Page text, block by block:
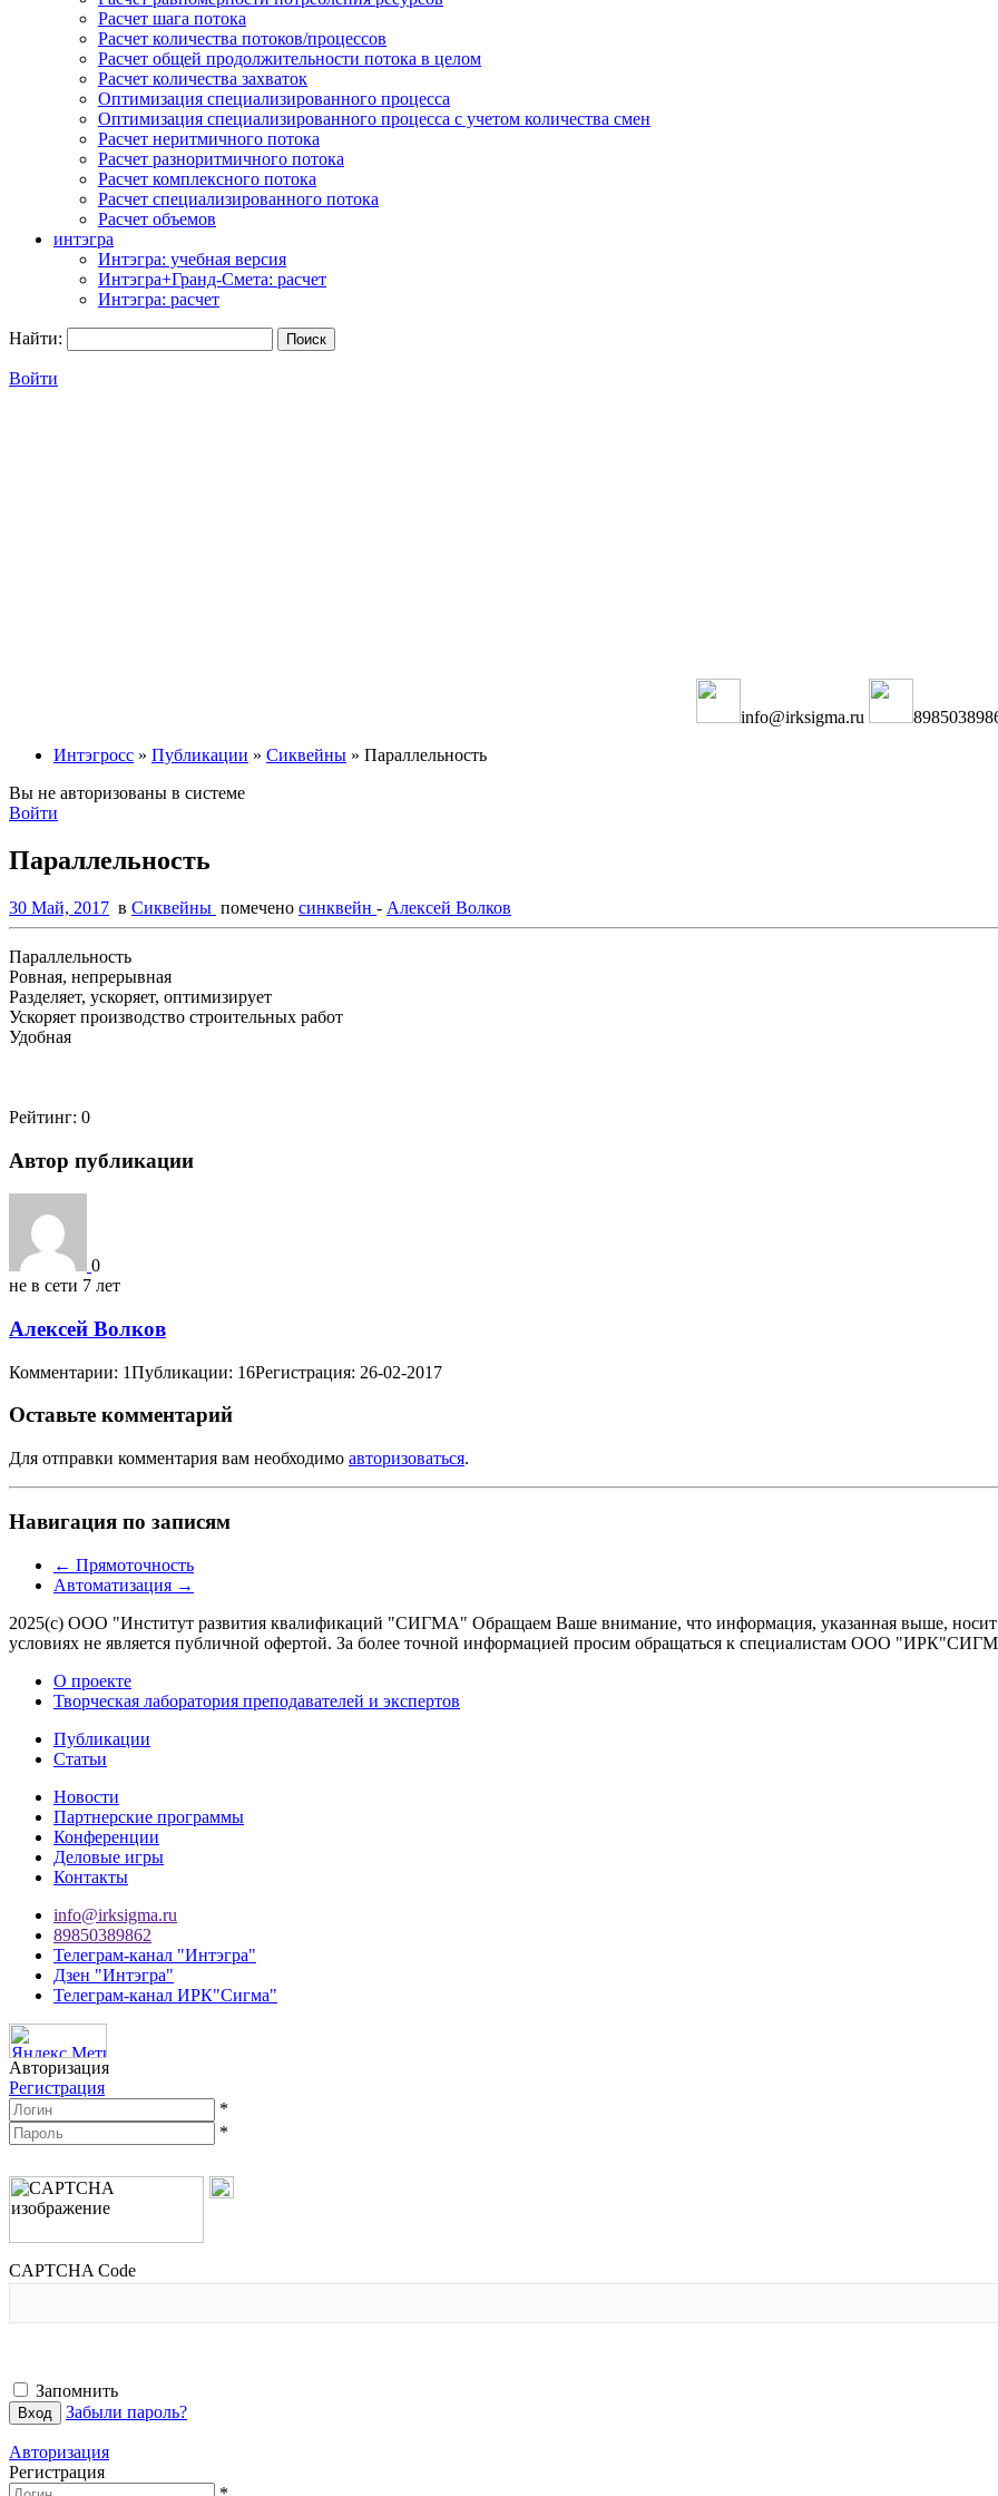
Расчет шага потока
Расчет количества потоков/процессов
Расчет общей продолжительности потока в целом
Расчет количества захваток
Оптимизация специализированного процесса
Оптимизация специализированного процесса с учетом количества смен
Расчет неритмичного потока
Расчет разноритмичного потока
Расчет комплексного потока
Расчет специализированного потока
Расчет объемов
интэгра
Интэгра: учебная версия
Интэгра+Гранд-Смета: расчет
Интэгра: расчет
Найти:
Войти
info@irksigma.ru
Интэгросс » Публикации » Сиквейны » Параллельность
Вы не авторизованы в системе
Войти
Параллельность
30 Май, 2017 в Сиквейны помечено синквейн - Алексей Волков
Параллельность
Ровная, непрерывная
Разделяет, ускоряет, оптимизирует
Ускоряет производство строительных работ
Удобная
Рейтинг: 0
Автор публикации
0
не в сети 7 лет
Алексей Волков
Комментарии: 1Публикации: 16Регистрация: 26-02-2017
Оставьте комментарий
Для отправки комментария вам необходимо авторизоваться.
Навигация по записям
← Прямоточность
Автоматизация →
2025(с) ООО "Институт развития квалификаций "СИГМА" Обращаем Ваше внимание, что информация, указанная выше, носит
условиях не является публичной офертой. За более точной информацией просим обращаться к специалистам ООО
О проекте
Творческая лаборатория преподавателей и экспертов
Публикации
Статьи
Новости
Партнерские программы
Конференции
Деловые игры
Контакты
info@irksigma.ru
89850389862
Телеграм-канал "Интэгра"
Дзен "Интэгра"
Телеграм-канал ИРК"Сигма"
Авторизация
Регистрация
*
*
CAPTCHA Code
Запомнить
Забыли пароль?
Авторизация
Регистрация